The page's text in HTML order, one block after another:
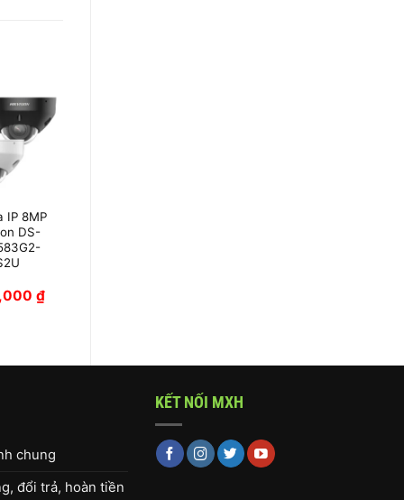
IP 8MP
DS-
₫
chung
đổi trả, hoàn tiền
KẾT NỐI MXH